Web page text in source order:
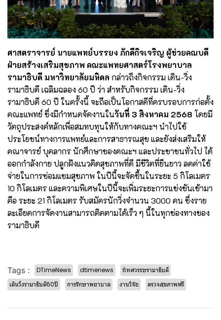
ศาสตราจารย์ นายแพทย์บรรยง ภักดีกิจเจริญ ผู้ช่วยคณบดี
ฝ่ายสร้างเสริมสุขภาพ คณะแพทยศาสตร์โรงพยาบาล
รามาธิบดี มหาวิทยาลัยมหิดล กล่าวถึงกิจกรรม เดิน-วิ่ง
รามาธิบดี เฉลิมฉลอง 60 ปี ว่า สำหรับกิจกรรม เดิน-วิ่ง
รามาธิบดี 60 ปี ในครั้งนี้ จะถือเป็นโอกาสดีที่ครบรอบการก่อตั้ง
คณะแพทย์ ซึ่งมีกำหนดจัดงานในวันที่ 3 สิงหาคม 2568 โดยมี
วัตถุประสงค์หลักเพื่อสมทบทุนให้กับทางคณะฯ นำไปใช้
ประโยชน์ทางการแพทย์และการสาธารณสุข และยังส่งเสริมให้
คณาจารย์ บุคลากร นักศึกษาของคณะฯ และประชาชนทั่วไป ได้
ออกกำลังกาย ปลูกฝังแนวคิดสุขภาพที่ดี มีชีวิตที่ยืนยาว ลดค่าใช้
จ่ายในการซ่อมแซมสุขภาพ ในปีนี้จะจัดขึ้นในระยะ 5 กิโลเมตร
10 กิโลเมตร และความพิเศษในปีนี้จะเพิ่มระยะการแข่งขันเข้ามา
คือ ระยะ 21 กิโลเมตร รับสมัครนักวิ่งจำนวน 3000 คน ซึ่งราย
ละเอียดการจัดงานสามารถติดตามได้เร็ว ๆ นี้ในทุกช่องทางของ
รามาธิบดี
Tags : DTimeNews dtimenews
6ทศวรรษรามาธิบดี
เดินวิ่งรามาธิบดี60ปี
การรักษาพยาบาล งานวิจัย ตรวจสุขภาพฟรี